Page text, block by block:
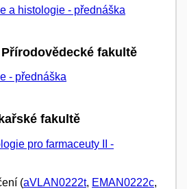
a histologie - přednáška
fakultě
- přednáška
fakultě
pro farmaceuty II -
(aVLAN0222t, EMAN0222c,